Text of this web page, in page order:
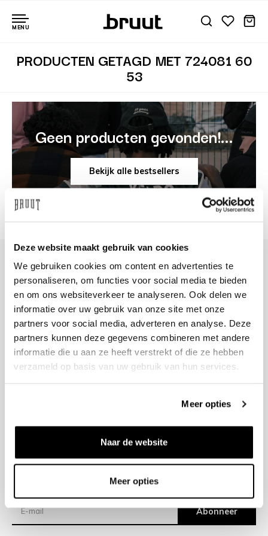
Deze website maakt gebruik van cookies
We gebruiken cookies om content en advertenties te
personaliseren, om functies voor social media te bieden
en om ons websiteverkeer te analyseren. Ook delen we
informatie over uw gebruik van onze site met onze
partners voor social media, adverteren en analyse. Deze
partners kunnen deze gegevens combineren met andere
informatie die u aan ze heeft verstrekt of die ze hebben
verzameld op basis van uw gebruik van hun services.
Meer opties
Naar de website
Meer opties
MENU
PRODUCTEN GETAGD MET 724081 60
53
Geen producten gevonden!...
Bekijk alle bestsellers
+31 23 205 2006
info@bruut.nl
Contact Formulier
Open 11:00 - 21:00
OPENINGSTIJDEN
Verzending
Abonneer